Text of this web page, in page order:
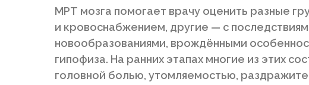
МРТ мозга помогает врачу оценить разные
и кровоснабжением, другие — с
новообразованиями, врождёнными
гипофиза. На ранних этапах многие из этих
головной болью, утомляемостью,